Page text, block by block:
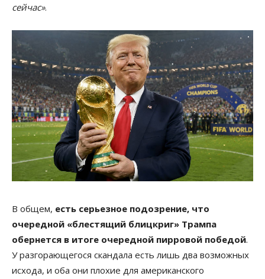
сейчас».
В общем, есть серьезное подозрение, что
очередной «блестящий блицкриг» Трампа
обернется в итоге очередной пирровой победой.
У разгорающегося скандала есть лишь два возможных
исхода, и оба они плохие для американского